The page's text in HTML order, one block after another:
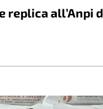
replica all’Anpi